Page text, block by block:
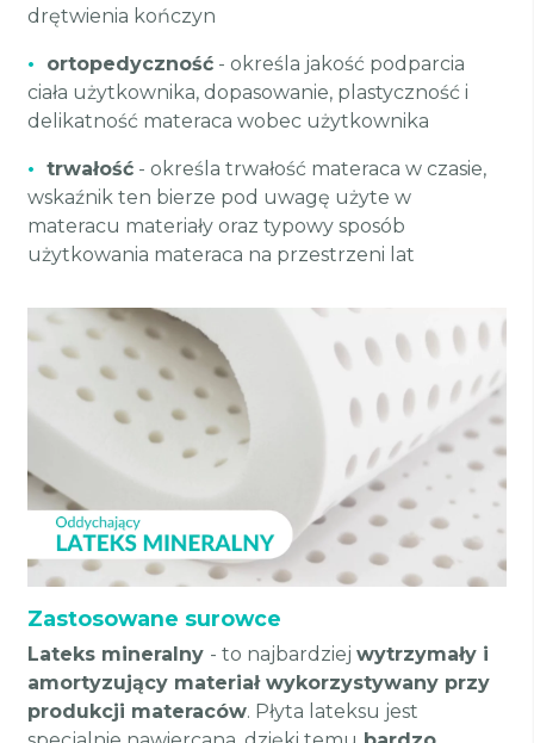
drętwienia kończyn
• ortopedyczność - określa jakość podparcia
ciała użytkownika, dopasowanie, plastyczność i
delikatność materaca wobec użytkownika
• trwałość - określa trwałość materaca w czasie,
wskaźnik ten bierze pod uwagę użyte w
materacu materiały oraz typowy sposób
użytkowania materaca na przestrzeni lat
Zastosowane surowce
Lateks mineralny - to najbardziej wytrzymały i
amortyzujący materiał wykorzystywany przy
produkcji materaców. Płyta lateksu jest